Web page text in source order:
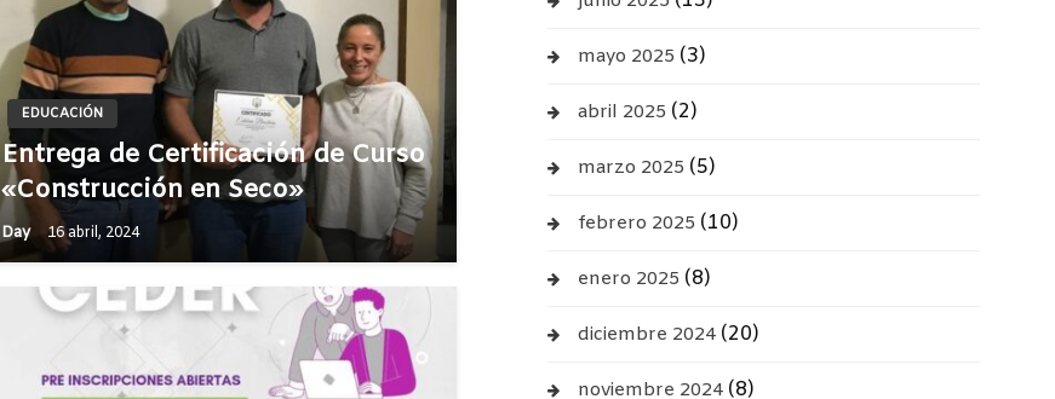
EDUCACIÓN
Entrega de Certificación de Curso
«Construcción en Seco»
Day 16 abril, 2024
mayo 2025 (3)
abril 2025 (2)
marzo 2025 (5)
febrero 2025 (10)
enero 2025 (8)
diciembre 2024 (20)
noviembre 2024 (8)